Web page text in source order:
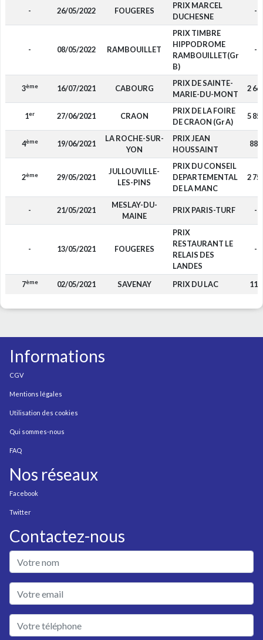
- 26/05/2022 FOUGERES
PRIX MARCEL
DUCHESNE
-
- 08/05/2022 RAMBOUILLET
PRIX TIMBRE
HIPPODROME
RAMBOUILLET(Gr
B)
-
3ème 16/07/2021 CABOURG
PRIX DE SAINTE-
MARIE-DU-MONT
2
1er 27/06/2021 CRAON
PRIX DE LA FOIRE
DE CRAON (Gr A)
5
4ème 19/06/2021
LA ROCHE-SUR-
YON
PRIX JEAN
HOUSSAINT
880
2ème 29/05/2021
JULLOUVILLE-
LES-PINS
PRIX DU CONSEIL
DEPARTEMENTAL
DE LA MANC
2
- 21/05/2021
MESLAY-DU-
MAINE
PRIX PARIS-TURF -
- 13/05/2021 FOUGERES
PRIX
RESTAURANT LE
RELAIS DES
LANDES
-
7ème 02/05/2021 SAVENAY PRIX DU LAC 110
Informations
CGV
Mentions légales
Utilisation des cookies
Qui sommes-nous
FAQ
Nos réseaux
Facebook
Twitter
Contactez-nous